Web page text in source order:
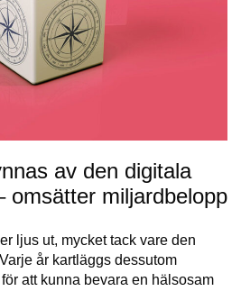
av den digitala
omsätter miljardbelopp
ljus ut, mycket tack vare den
år kartläggs dessutom
att kunna bevara en hälsosam